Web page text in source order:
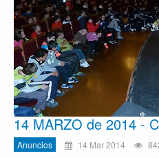
14 MARZO de 2014 -
Anuncios 14 Mar 2014